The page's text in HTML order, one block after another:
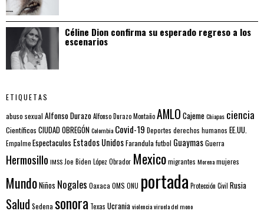
Céline Dion confirma su esperado regreso a los
escenarios
ETIQUETAS
abuso sexual Alfonso DurazoAlfonso Durazo MontañoAMLO CajemeChiapas ciencia
Científicos CIUDAD OBREGÓNColombia Covid-19 Deportes derechos humanos EE.UU.
EmpalmeEspectaculos Estados UnidosFarandula futbol GuaymasGuerra
Hermosillo IMSS Joe Biden López Obrador Mexicomigrantes Morenamujeres
MundoNiños Nogales Oaxaca OMS ONU portada Protección Civil Rusia
Salud Sedena sonora Texas Ucraniaviolenciaviruela del mono